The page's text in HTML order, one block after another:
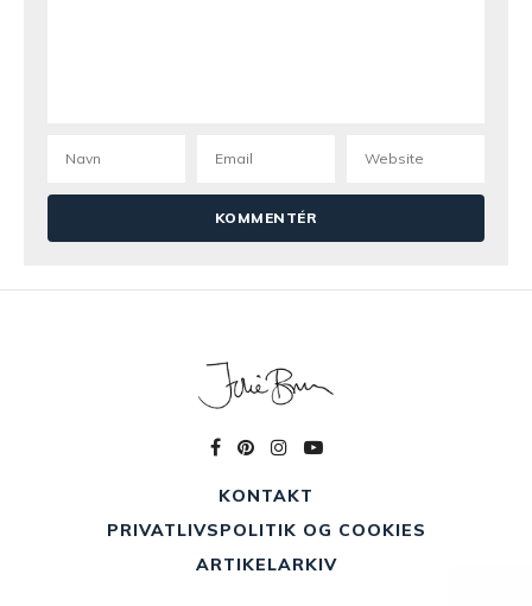
KONTAKT
PRIVATLIVSPOLITIK OG COOKIES
ARTIKELARKIV